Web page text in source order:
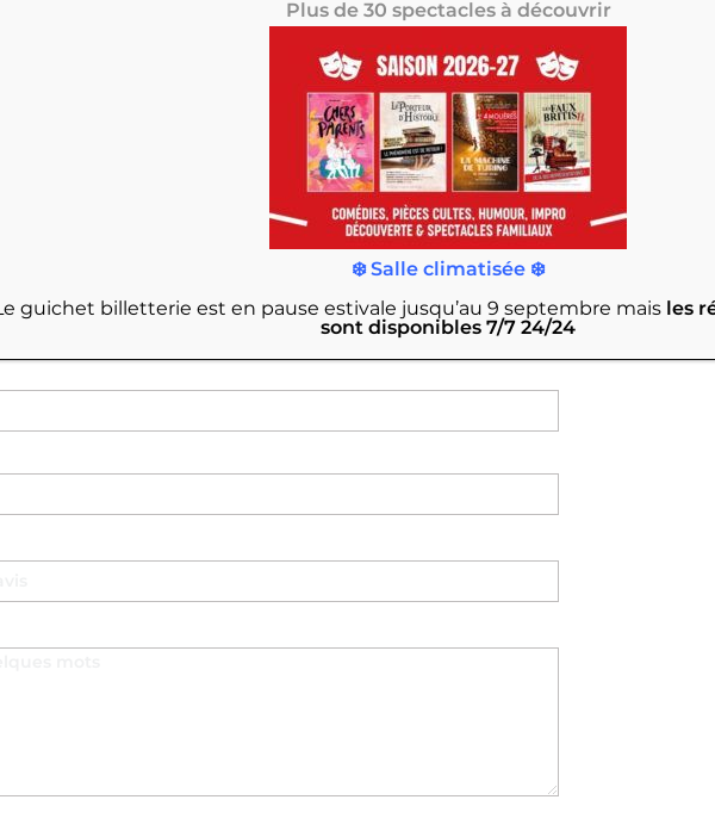
Plus de 30 spectacles à découvrir
❄️ Salle climatisée ❄️
Le guichet billetterie est en pause estivale jusqu’au 9 septembre maisles
sont disponibles 7/7 24/24